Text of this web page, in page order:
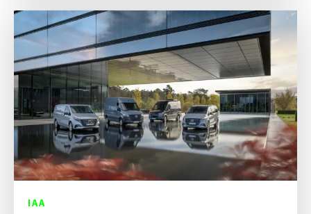
IAA